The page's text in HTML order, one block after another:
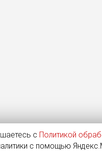
с Политикой
с помощью